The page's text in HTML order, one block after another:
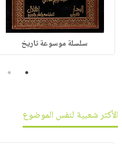
سلسلة موسوعة تاريخ
1
2
الأكثر شعبية لنفس الموضوع